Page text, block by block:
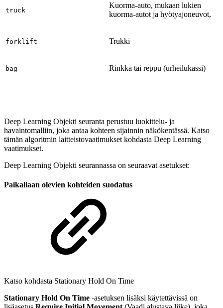
truck
Kuorma-auto, mukaan lukien
kuorma-autot ja hyötyajoneuvot,
forklift Trukki
bag Rinkka tai reppu (urheilukassi)
Deep Learning Objekti seuranta perustuu luokittelu- ja
havaintomalliin, joka antaa kohteen sijainnin näkökentässä. Katso
tämän algoritmin laitteistovaatimukset kohdasta Deep Learning
vaatimukset.
Deep Learning Objekti seurannassa on seuraavat asetukset:
Paikallaan olevien kohteiden suodatus
Katso kohdasta Stationary Hold On Time
Stationary Hold On Time -asetuksen lisäksi käytettävissä on